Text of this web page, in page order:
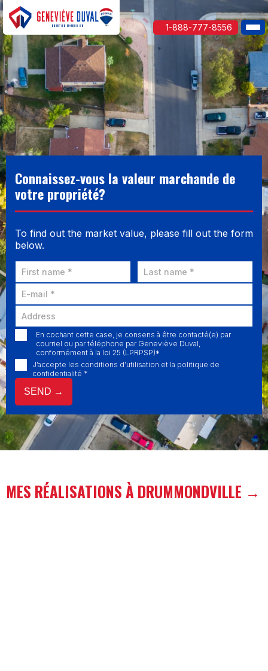
1-888-777-8556
Connaissez-vous la valeur marchande de
votre propriété?
To find out the market value, please fill out the form
below.
En cochant cette case, je consens à être contacté(e) par
courriel ou par téléphone par Geneviève Duval,
conformément à la loi 25 (LPRPSP)*
J’accepte les conditions d’utilisation et la politique de
confidentialité *
MES RÉALISATIONS À DRUMMONDVILLE →